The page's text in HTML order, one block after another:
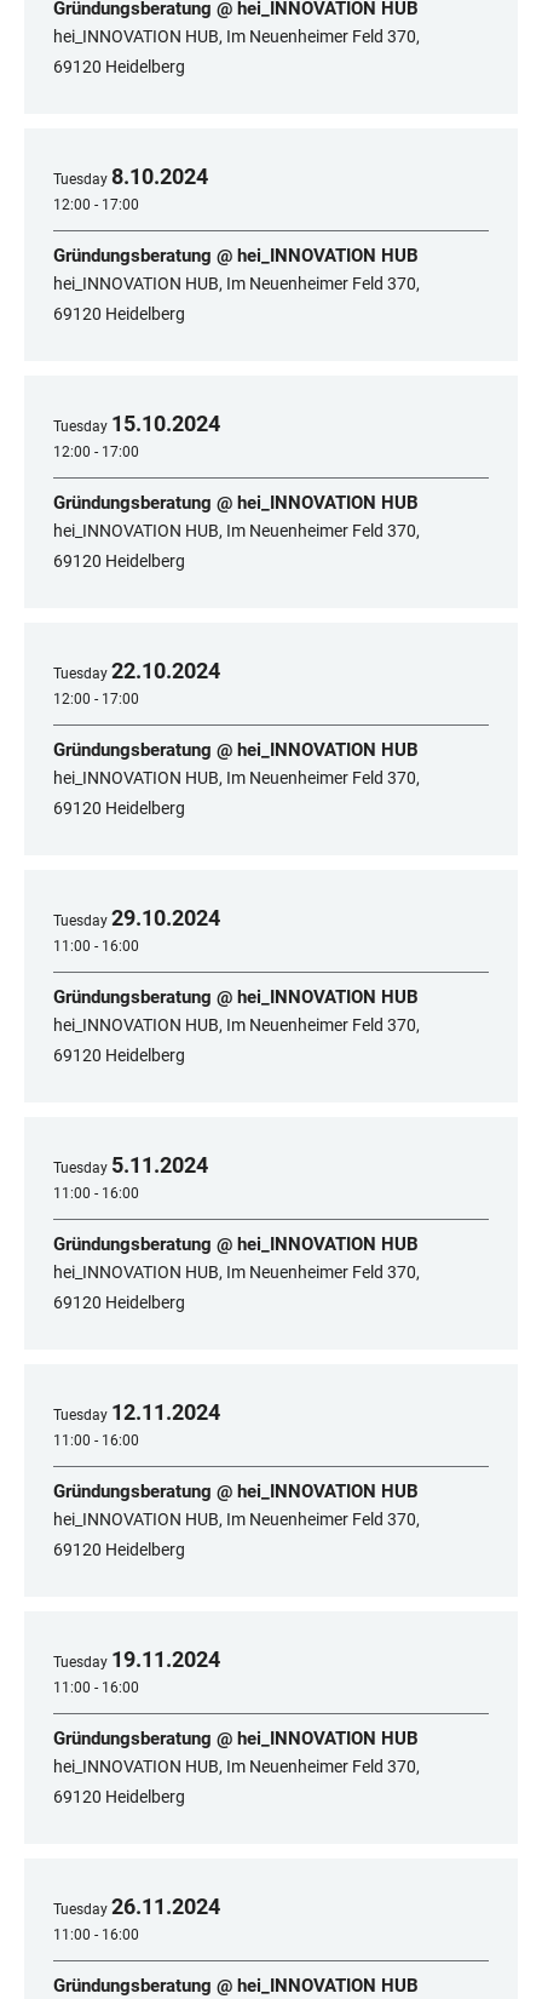
Gründungsberatung @ hei_INNOVATION HUB
hei_INNOVATION HUB, Im Neuenheimer Feld 370,
69120 Heidelberg
Tuesday 8.10.2024
12:00 - 17:00
Gründungsberatung @ hei_INNOVATION HUB
hei_INNOVATION HUB, Im Neuenheimer Feld 370,
69120 Heidelberg
Tuesday 15.10.2024
12:00 - 17:00
Gründungsberatung @ hei_INNOVATION HUB
hei_INNOVATION HUB, Im Neuenheimer Feld 370,
69120 Heidelberg
Tuesday 22.10.2024
12:00 - 17:00
Gründungsberatung @ hei_INNOVATION HUB
hei_INNOVATION HUB, Im Neuenheimer Feld 370,
69120 Heidelberg
Tuesday 29.10.2024
11:00 - 16:00
Gründungsberatung @ hei_INNOVATION HUB
hei_INNOVATION HUB, Im Neuenheimer Feld 370,
69120 Heidelberg
Tuesday 5.11.2024
11:00 - 16:00
Gründungsberatung @ hei_INNOVATION HUB
hei_INNOVATION HUB, Im Neuenheimer Feld 370,
69120 Heidelberg
Tuesday 12.11.2024
11:00 - 16:00
Gründungsberatung @ hei_INNOVATION HUB
hei_INNOVATION HUB, Im Neuenheimer Feld 370,
69120 Heidelberg
Tuesday 19.11.2024
11:00 - 16:00
Gründungsberatung @ hei_INNOVATION HUB
hei_INNOVATION HUB, Im Neuenheimer Feld 370,
69120 Heidelberg
Tuesday 26.11.2024
11:00 - 16:00
Gründungsberatung @ hei_INNOVATION HUB